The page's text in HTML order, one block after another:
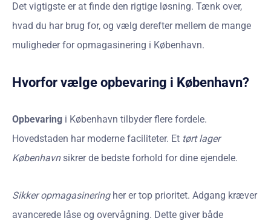
Det vigtigste er at finde den rigtige løsning. Tænk over,
hvad du har brug for, og vælg derefter mellem de mange
muligheder for opmagasinering i København.
Hvorfor vælge opbevaring i København?
Opbevaring i København tilbyder flere fordele.
Hovedstaden har moderne faciliteter. Et tørt lager
Københavnsikrer de bedste forhold for dine ejendele.
Sikker opmagasineringher er top prioritet. Adgang kræver
avancerede låse og overvågning. Dette giver både